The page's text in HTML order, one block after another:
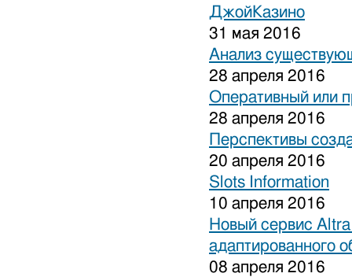
ДжойКазино
31 мая 2016
Анализ
28 апреля 2016
Оперативный или
28 апреля 2016
Перспективы
20 апреля 2016
Slots Information
10 апреля 2016
Новый сервис Altra
адаптированного
08 апреля 2016